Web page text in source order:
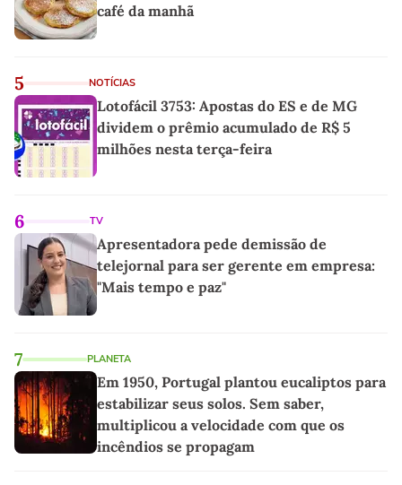
café da manhã
5 NOTÍCIAS
Lotofácil 3753: Apostas do ES e de MG
dividem o prêmio acumulado de R$ 5
milhões nesta terça-feira
6 TV
Apresentadora pede demissão de
telejornal para ser gerente em empresa:
"Mais tempo e paz"
7 PLANETA
Em 1950, Portugal plantou eucaliptos para
estabilizar seus solos. Sem saber,
multiplicou a velocidade com que os
incêndios se propagam